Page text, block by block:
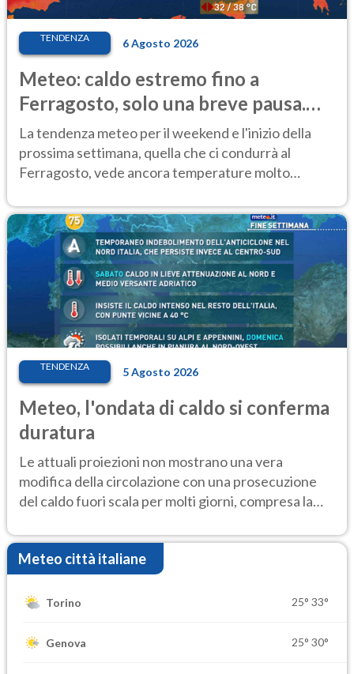
TENDENZA 6 Agosto 2026
Meteo: caldo estremo fino a
Ferragosto, solo una breve pausa.
Ecco dove
La tendenza meteo per il weekend e l'inizio della
prossima settimana, quella che ci condurrà al
Ferragosto, vede ancora temperature molto
TENDENZA 5 Agosto 2026
Meteo, l'ondata di caldo si conferma
duratura
Le attuali proiezioni non mostrano una vera
modifica della circolazione con una prosecuzione
del caldo fuori scala per molti giorni, compresa la
Meteo città italiane
Torino 25° 33°
Genova 25° 30°